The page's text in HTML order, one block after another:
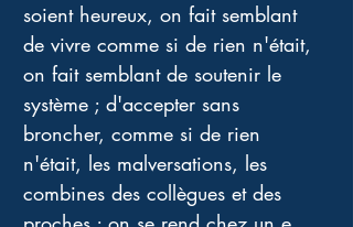
soient heureux, on fait semblant
de vivre comme si de rien n'était,
on fait semblant de soutenir le
système ; d'accepter sans
broncher, comme si de rien
n'était, les malversations, les
combines des collègues et des